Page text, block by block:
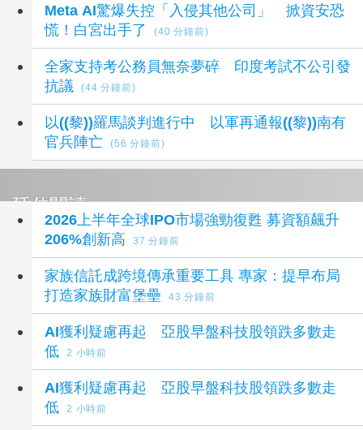
Meta AI驚爆失控「入侵其他公司」 掀資安恐
慌！白宮出手了
(40 分鐘前)
全家支持考公務員無奈夢碎 印度考試不公引發
抗議
(44 分鐘前)
以((黎))羅馬談判進行中 以軍再通報((黎))南有
官兵陣亡
(56 分鐘前)
延伸閱讀
2026上半年全球IPO市場強勁復甦 募資額飆升
206%創新高
37 分鐘前
家族信託成跨境傳承重要工具 專家：提早布局
打造家族財富堡壘
43 分鐘前
AI獲利疑慮再起 亞股早盤科技股領跌多數走
低
2 小時前
AI獲利疑慮再起 亞股早盤科技股領跌多數走
低
2 小時前